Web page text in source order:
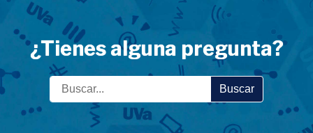
¿Tienes alguna pregunta?
Buscar